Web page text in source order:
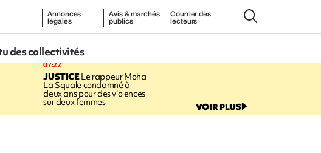
Annonces
légales
Avis & marchés
publics
Courrier des
lecteurs
des collectivités
07:22
JUSTICELe rappeur Moha
La Squale condamné à
deux ans pour des violences
sur deux femmes VOIR PLUS